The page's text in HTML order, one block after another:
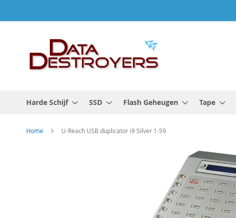
naar
Harde Schijf SSD Flash Geheugen Tape
Home U-Reach USB duplicator i9 Silver 1-59